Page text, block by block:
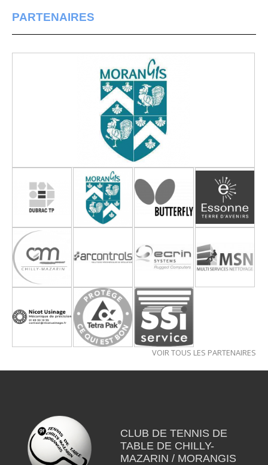
PARTENAIRES
VOIR TOUS LES PARTENAIRES
CLUB DE TENNIS DE
TABLE DE CHILLY-
MAZARIN / MORANGIS